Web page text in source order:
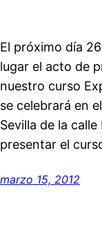
El próximo día
lugar el acto de
nuestro curso
se celebrará en
Sevilla de la
presentar el
marzo 15, 2012